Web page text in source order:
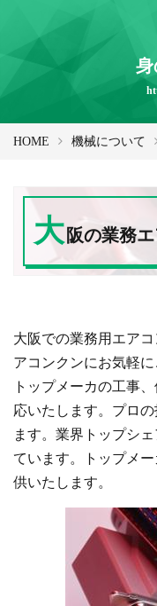
身
HOME 機械について
大 阪の業務
大阪での業務用エア
アコンクンにお気軽
トップメーカの工事
応いたします。プロ
ます。業界トップシ
ています。トップメ
供いたします。